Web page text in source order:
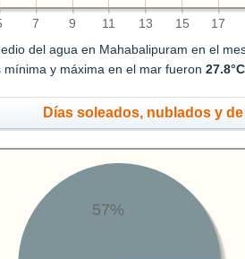
7 9 11 13 15 17
del agua en Mahabalipuram en el
mínima y máxima en el mar fueron27.8°C
Días soleados, nublados y
57%